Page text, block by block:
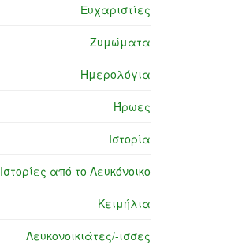
Ευχαριστίες
Ζυμώματα
Ημερολόγια
Ήρωες
Ιστορία
Ιστορίες από το Λευκόνοικο
Κειμήλια
Λευκονοικιάτες/-ισσες